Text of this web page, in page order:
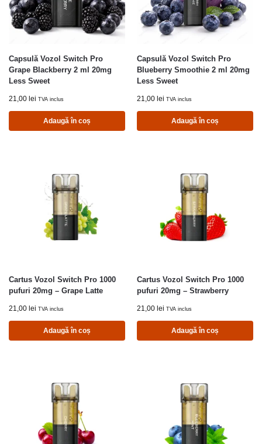
Capsulă Vozol Switch Pro
Grape Blackberry 2 ml 20mg
Less Sweet
21,00 lei TVA inclus
Adaugă în coș
Capsulă Vozol Switch Pro
Blueberry Smoothie 2 ml 20mg
Less Sweet
21,00 lei TVA inclus
Adaugă în coș
Cartus Vozol Switch Pro 1000
pufuri 20mg – Grape Latte
21,00 lei TVA inclus
Adaugă în coș
Cartus Vozol Switch Pro 1000
pufuri 20mg – Strawberry
21,00 lei TVA inclus
Adaugă în coș